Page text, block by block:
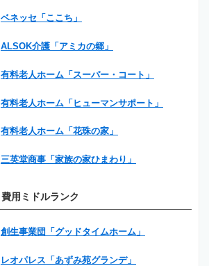
ベネッセ「ここち」
ALSOK介護「アミカの郷」
有料老人ホーム「スーパー・コート」
有料老人ホーム「ヒューマンサポート」
有料老人ホーム「花珠の家」
三英堂商事「家族の家ひまわり」
費用ミドルランク
創生事業団「グッドタイムホーム」
レオパレス「あずみ苑グランデ」